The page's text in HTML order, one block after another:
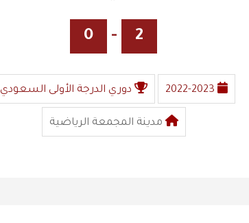
2
-
0
2022-2023 دوري الدرجة الأولى السعودي
مدينة المجمعة الرياضية